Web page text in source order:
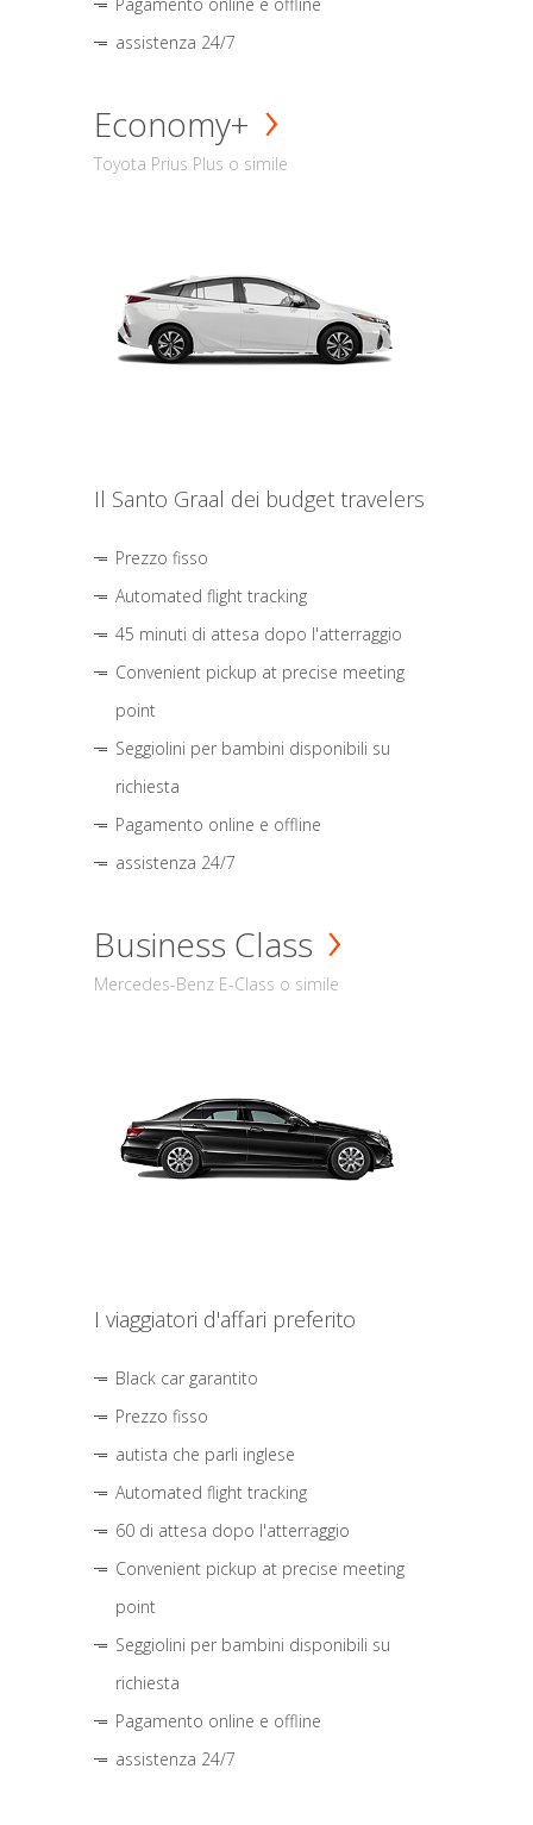
assistenza 24/7
Economy+
Toyota Prius Plus o simile
Il Santo Graal dei budget travelers
Prezzo fisso
Automated flight tracking
45 minuti di attesa dopo l'atterraggio
Convenient pickup at precise meeting
point
Seggiolini per bambini disponibili su
richiesta
Pagamento online e offline
assistenza 24/7
Business Class
Mercedes-Benz E-Class o simile
I viaggiatori d'affari preferito
Black car garantito
Prezzo fisso
autista che parli inglese
Automated flight tracking
60 di attesa dopo l'atterraggio
Convenient pickup at precise meeting
point
Seggiolini per bambini disponibili su
richiesta
Pagamento online e offline
assistenza 24/7